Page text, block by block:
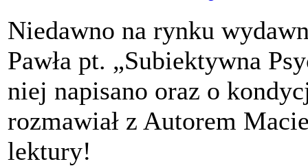
Niedawno na rynku
Pawła pt. „Subiektywna
niej napisano oraz o
rozmawiał z Autorem
lektury!